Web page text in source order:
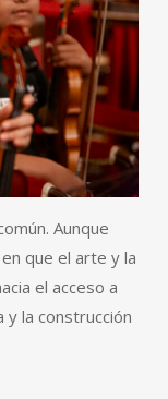
Aunque
que el arte y la
el acceso a
la construcción